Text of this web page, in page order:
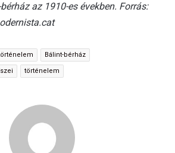
az 1910-es években. Forrás:
Bálint-bérház
történelem